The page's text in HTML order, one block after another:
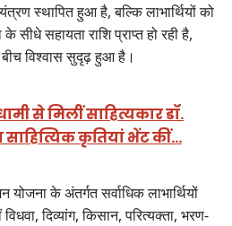
स्थापित हुआ है, बल्कि लाभार्थियों को
सीधे सहायता राशि प्राप्त हो रही है,
विश्वास सुदृढ़ हुआ है।
से मिलीं साहित्यकार डॉ.
कृतियां भेंट कीं…
योजना के अंतर्गत सर्वाधिक लाभार्थियों
दिव्यांग, किसान, परित्यक्ता, भरण-